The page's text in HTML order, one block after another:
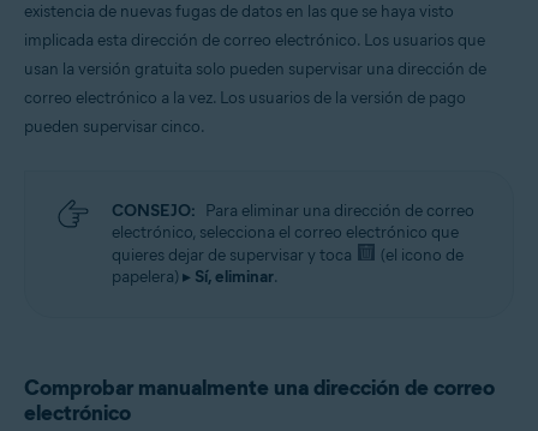
existencia de nuevas fugas de datos en las que se haya visto
implicada esta dirección de correo electrónico. Los usuarios que
usan la versión gratuita solo pueden supervisar una dirección de
correo electrónico a la vez. Los usuarios de la versión de pago
pueden supervisar cinco.
CONSEJO: Para eliminar una dirección de correo
electrónico, selecciona el correo electrónico que
quieres dejar de supervisar y toca
(el icono de
papelera) ▸ Sí, eliminar.
Comprobar manualmente una dirección de correo
electrónico